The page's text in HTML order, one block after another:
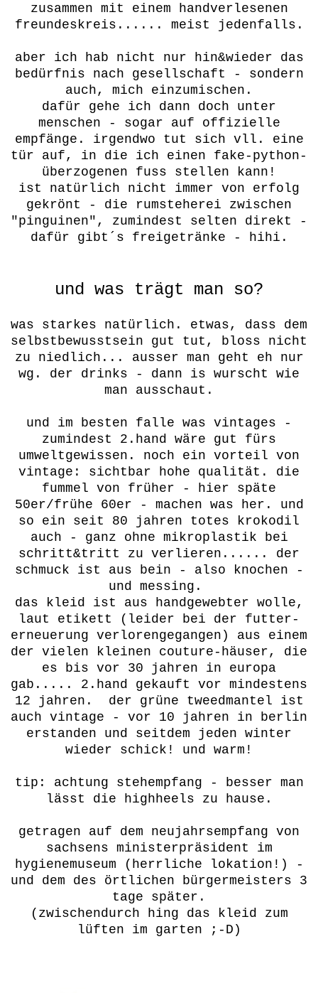
zusammen mit einem handverlesenen
freundeskreis...... meist jedenfalls.
aber ich hab nicht nur hin&wieder das
bedürfnis nach gesellschaft - sondern
auch, mich einzumischen.
dafür gehe ich dann doch unter
menschen - sogar auf offizielle
empfänge. irgendwo tut sich vll. eine
tür auf, in die ich einen fake-python-
überzogenen fuss stellen kann!
ist natürlich nicht immer von erfolg
gekrönt - die rumsteherei zwischen
"pinguinen", zumindest selten direkt -
dafür gibt´s freigetränke - hihi.
und was trägt man so?
was starkes natürlich. etwas, dass dem
selbstbewusstsein gut tut, bloss nicht
zu niedlich... ausser man geht eh nur
wg. der drinks - dann is wurscht wie
man ausschaut.
und im besten falle was vintages -
zumindest 2.hand wäre gut fürs
umweltgewissen. noch ein vorteil von
vintage: sichtbar hohe qualität. die
fummel von früher - hier späte
50er/frühe 60er - machen was her. und
so ein seit 80 jahren totes krokodil
auch - ganz ohne mikroplastik bei
schritt&tritt zu verlieren...... der
schmuck ist aus bein - also knochen -
und messing.
das kleid ist aus handgewebter wolle,
laut etikett (leider bei der futter-
erneuerung verlorengegangen) aus einem
der vielen kleinen couture-häuser, die
es bis vor 30 jahren in europa
gab..... 2.hand gekauft vor mindestens
12 jahren. der grüne tweedmantel ist
auch vintage - vor 10 jahren in berlin
erstanden und seitdem jeden winter
wieder schick! und warm!
tip: achtung stehempfang - besser man
lässt die highheels zu hause.
getragen auf dem neujahrsempfang von
sachsens ministerpräsident im
hygienemuseum (herrliche lokation!) -
und dem des örtlichen bürgermeisters 3
tage später.
(zwischendurch hing das kleid zum
lüften im garten ;-D)